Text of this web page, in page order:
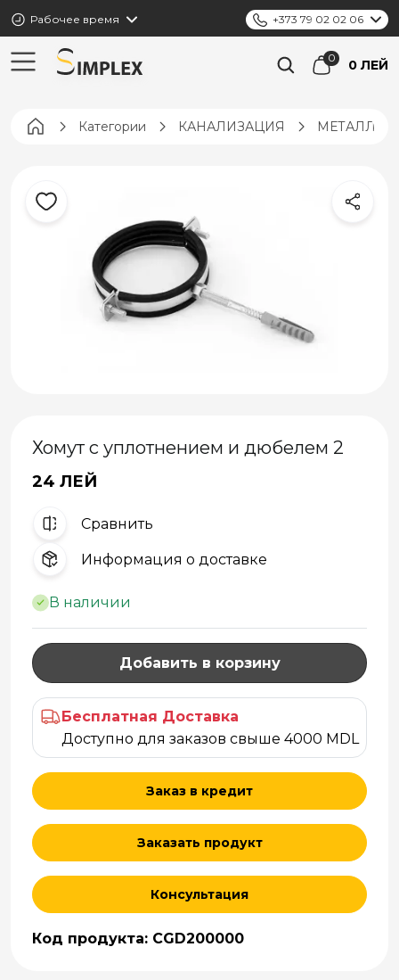
Рабочее время +373 79 02 02 06
0 ЛЕЙ
Pagina principală
Категории КАНАЛИЗАЦИЯ
Хомут с уплотнением и дюбелем 2
24 ЛЕЙ
Cравнить
Информация о доставке
В наличии
Добавить в корзину
Бесплатная Доставка
Доступно для заказов свыше 4000 MDL
Заказ в кредит
Заказать продукт
Консультация
Код продукта: CGD200000